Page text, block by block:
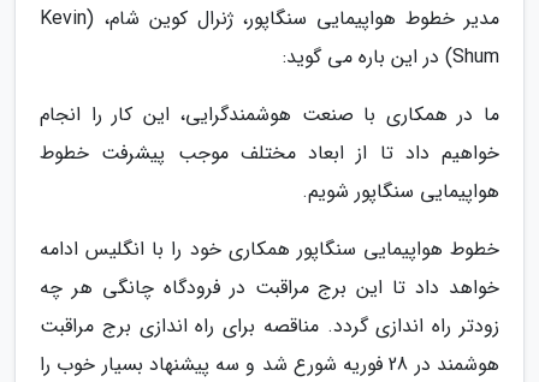
مدیر خطوط هواپیمایی سنگاپور، ژنرال کوین شام، (Kevin
Shum) در این باره می گوید:
ما در همکاری با صنعت هوشمندگرایی، این کار را انجام
خواهیم داد تا از ابعاد مختلف موجب پیشرفت خطوط
هواپیمایی سنگاپور شویم.
خطوط هواپیمایی سنگاپور همکاری خود را با انگلیس ادامه
خواهد داد تا این برج مراقبت در فرودگاه چانگی هر چه
زودتر راه اندازی گردد. مناقصه برای راه اندازی برج مراقبت
هوشمند در 28 فوریه شورع شد و سه پیشنهاد بسیار خوب را